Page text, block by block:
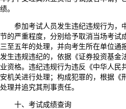
绩。
参加考试人员发生违纪违规行为，
节的严重程度，分别给予取消当场考试
三至五年的处理，并向考生所在单位通
发生违规违纪的，依据《证券投资基金
业资格。违纪违规行为违反《中华人民
安机关进行处理；构成犯罪的，根据《
处理并追究其刑事责任。
十、考试成绩查询